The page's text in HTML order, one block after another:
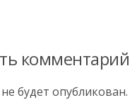
комментарий
будет опубликован.